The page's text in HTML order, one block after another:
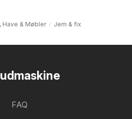
Have & Møbler Jem & fix
FAQ